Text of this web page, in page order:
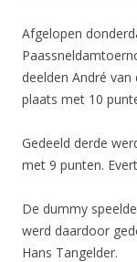
Afgelopen
deelden André
plaats met 10
Gedeeld derde
met 9 punten.
De dummy
werd daardoor
Hans Tangelder.